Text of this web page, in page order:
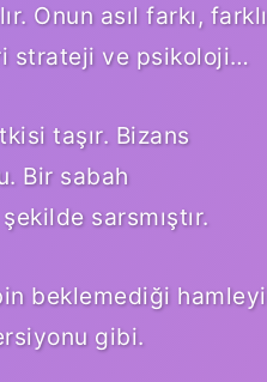
Onun asıl farkı, farklı
strateji ve psikoloji…
taşır. Bizans
Bir sabah
sarsmıştır.
beklemediği hamleyi
gibi.